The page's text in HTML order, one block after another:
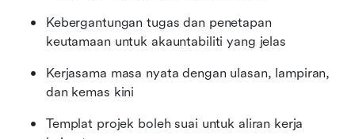
Kebergantungan tugas dan penetapan
keutamaan untuk akauntabiliti yang jelas
Kerjasama masa nyata dengan ulasan, lampiran,
dan kemas kini
Templat projek boleh suai untuk aliran kerja